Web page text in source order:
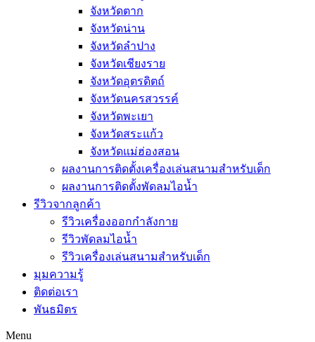
จังหวัดตาก
จังหวัดน่าน
จังหวัดลำปาง
จังหวัดเชียงราย
จังหวัดอุตรดิตถ์
จังหวัดนครสวรรค์
จังหวัดพะเยา
จังหวัดสระแก้ว
จังหวัดแม่ฮ่องสอน
ผลงานการติดตั้งเครื่องเล่นสนามสำหรับเด็ก
ผลงานการติดตั้งพัดลมไอน้ำ
รีวิวจากลูกค้า
รีวิวเครื่องออกกำลังกาย
รีวิวพัดลมไอน้ำ
รีวิวเครื่องเล่นสนามสำหรับเด็ก
มุมความรู้
ติดต่อเรา
พันธมิตร
Menu